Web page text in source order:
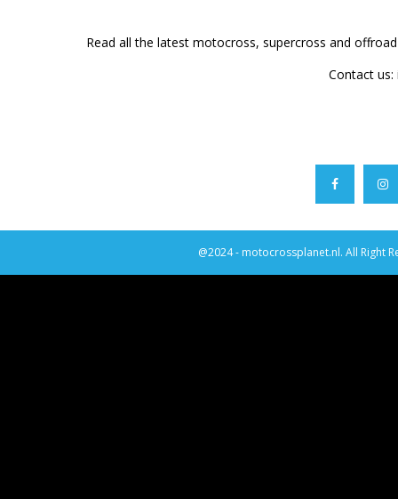
Read all the latest motocross, supercross and
Contact us:
@2024 - motocrossplanet.nl. All Right